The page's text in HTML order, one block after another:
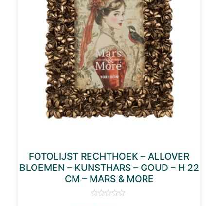
FOTOLIJST RECHTHOEK – ALLOVER
BLOEMEN – KUNSTHARS – GOUD – H 22
CM – MARS & MORE